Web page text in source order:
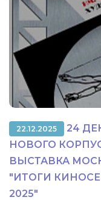
22.12.2025
24
НОВОГО
ВЫСТАВКА
"ИТОГИ
2025"